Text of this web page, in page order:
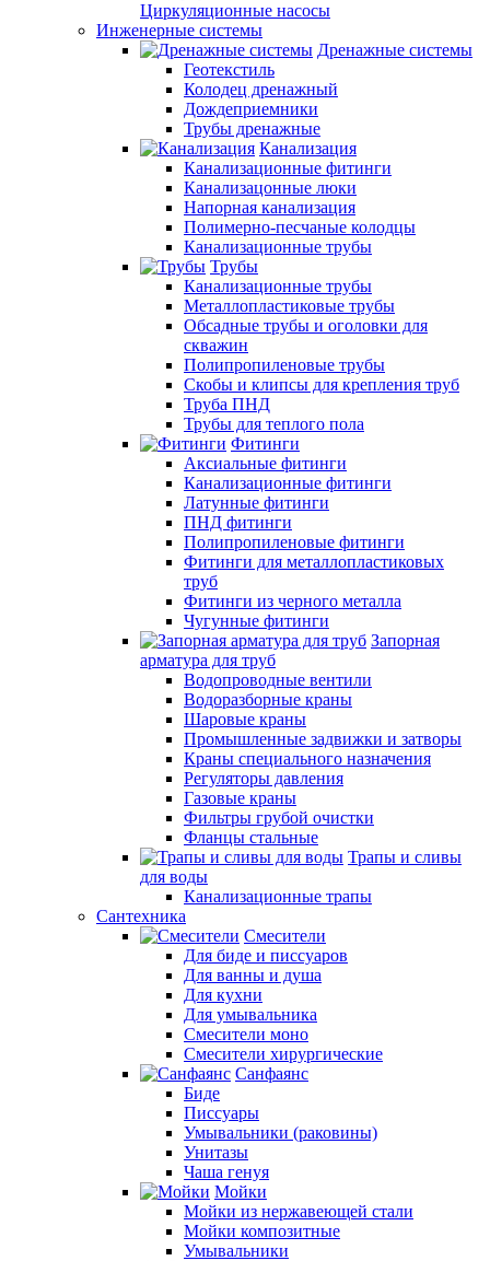
Циркуляционные насосы
Инженерные системы
Дренажные системы
Геотекстиль
Колодец дренажный
Дождеприемники
Трубы дренажные
Канализация
Канализационные фитинги
Канализацонные люки
Напорная канализация
Полимерно-песчаные колодцы
Канализационные трубы
Трубы
Канализационные трубы
Металлопластиковые трубы
Обсадные трубы и оголовки для
скважин
Полипропиленовые трубы
Скобы и клипсы для крепления труб
Труба ПНД
Трубы для теплого пола
Фитинги
Аксиальные фитинги
Канализационные фитинги
Латунные фитинги
ПНД фитинги
Полипропиленовые фитинги
Фитинги для металлопластиковых
труб
Фитинги из черного металла
Чугунные фитинги
Запорная
арматура для труб
Водопроводные вентили
Водоразборные краны
Шаровые краны
Промышленные задвижки и затворы
Краны специального назначения
Регуляторы давления
Газовые краны
Фильтры грубой очистки
Фланцы стальные
Трапы и сливы
для воды
Канализационные трапы
Сантехника
Смесители
Для биде и писсуаров
Для ванны и душа
Для кухни
Для умывальника
Смесители моно
Смесители хирургические
Санфаянс
Биде
Писсуары
Умывальники (раковины)
Унитазы
Чаша генуя
Мойки
Мойки из нержавеющей стали
Мойки композитные
Умывальники